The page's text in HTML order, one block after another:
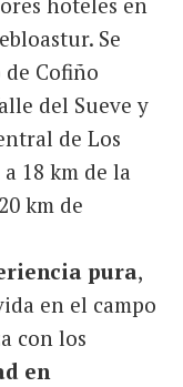
Se
de Cofiño
del Sueve y
de Los
18 km de la
km de
pura,
en el campo
con los
en